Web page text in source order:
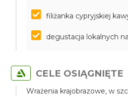
filiżanka cypryjskiej
degustacja lokalnych
CELE OSIĄGNIĘTE
Wrażenia krajobrazowe, w